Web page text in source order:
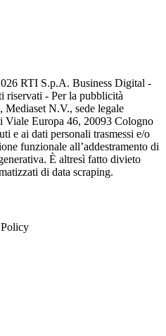
RTI S.p.A. Business Digital -
riservati - Per la pubblicità
N.V., sede legale
Viale Europa 46, 20093 Cologno
e ai dati personali trasmessi e/o
funzionale all’addestramento di
È altresì fatto divieto
di data scraping.